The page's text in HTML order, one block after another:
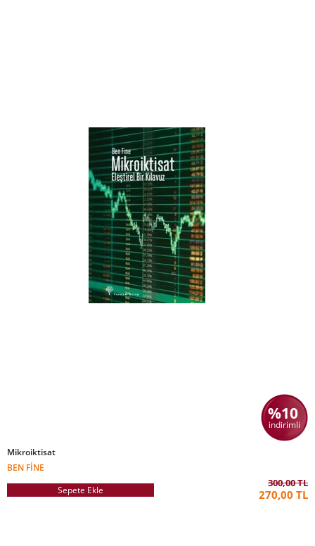
%10
indirimli
Mikroiktisat
BEN FINE
Sepete Ekle
300,00 TL
270,00 TL